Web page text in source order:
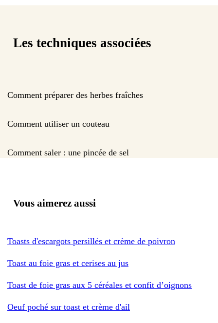
Les techniques associées
Comment préparer des herbes fraîches
Comment utiliser un couteau
Comment saler : une pincée de sel
Vous aimerez aussi
Toasts d'escargots persillés et crème de poivron
Toast au foie gras et cerises au jus
Toast de foie gras aux 5 céréales et confit d’oignons
Oeuf poché sur toast et crème d'ail